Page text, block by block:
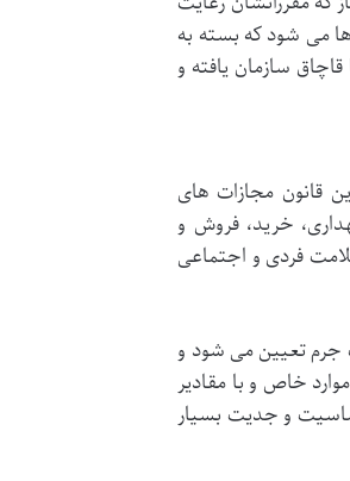
می شود که بسته به
سازمان یافته و
قانون مجازات های
خرید، فروش و
فردی و اجتماعی
جرم تعیین می شود و
خاص و با مقادیر
و جدیت بسیار